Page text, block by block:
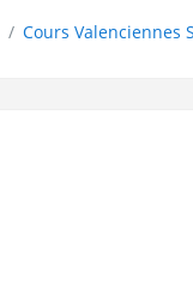
Cours Valenciennes